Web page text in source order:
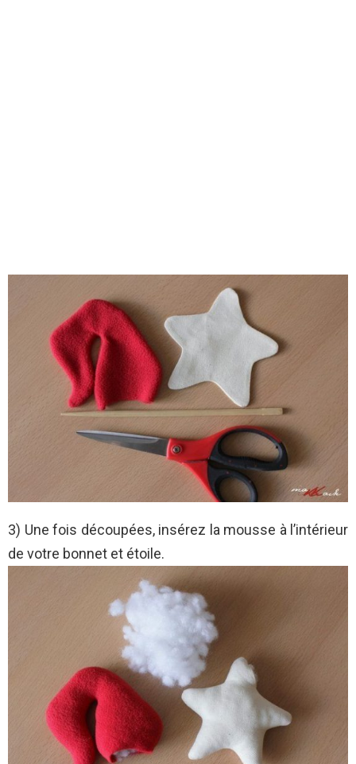
3) Une fois découpées, insérez la mousse à l’intérieur
de votre bonnet et étoile.